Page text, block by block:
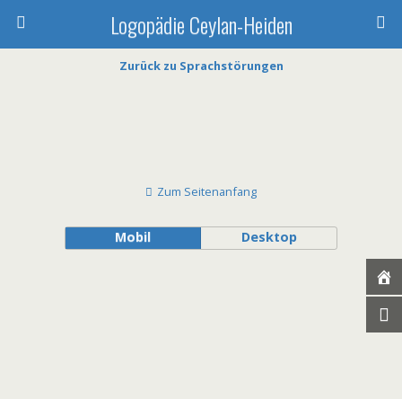
Logopädie Ceylan-Heiden
Zurück zu Sprachstörungen
Zum Seitenanfang
Mobil Desktop